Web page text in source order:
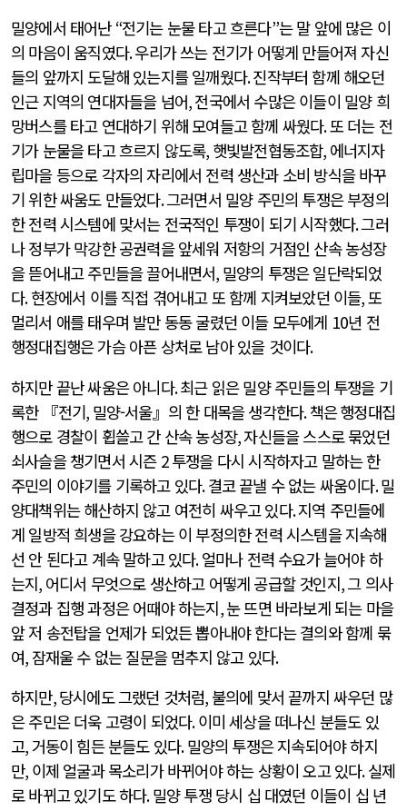
밀양에서 태어난 “전기는 눈물 타고 흐른다”는 말 앞에 많은 이
의 마음이 움직였다.우리가 쓰는 전기가 어떻게 만들어져 자신
들의 앞까지 도달해 있는지를 일깨웠다.진작부터 함께 해오던
인근 지역의 연대자들을 넘어,전국에서 수많은 이들이 밀양 희
망버스를 타고 연대하기 위해 모여들고 함께 싸웠다.또 더는 전
기가 눈물을 타고 흐르지 않도록, 햇빛발전협동조합, 에너지자
립마을 등으로 각자의 자리에서 전력 생산과 소비 방식을 바꾸
기 위한 싸움도 만들었다.그러면서 밀양 주민의 투쟁은 부정의
한 전력 시스템에 맞서는 전국적인 투쟁이 되기 시작했다.그러
나 정부가 막강한 공권력을 앞세워 저항의 거점인 산속 농성장
을 뜯어내고 주민들을 끌어내면서, 밀양의 투쟁은 일단락되었
다.현장에서 이를 직접 겪어내고 또 함께 지켜보았던 이들,또
멀리서 애를 태우며 발만 동동 굴렸던 이들 모두에게 10년 전
행정대집행은 가슴 아픈 상처로 남아 있을 것이다.
하지만 끝난 싸움은 아니다.최근 읽은 밀양 주민들의 투쟁을 기
록한 『전기, 밀양-서울』의 한 대목을 생각한다. 책은행정대집
행으로 경찰이 휩쓸고 간 산속 농성장,자신들을 스스로 묶었던
쇠사슬을 챙기면서 시즌 2투쟁을 다시 시작하자고 말하는 한
주민의 이야기를 기록하고 있다.결코 끝낼 수 없는 싸움이다.밀
양대책위는 해산하지 않고 여전히 싸우고 있다.지역 주민들에
게 일방적 희생을 강요하는 이 부정의한 전력 시스템을 지속해
선 안 된다고 계속 말하고 있다.얼마나 전력 수요가 늘어야 하
는지, 어디서 무엇으로 생산하고 어떻게 공급할 것인지,그 의사
결정과 집행 과정은 어때야 하는지,눈 뜨면 바라보게 되는 마을
앞 저 송전탑을 언제가 되었든 뽑아내야 한다는 결의와 함께 묶
여, 잠재울 수 없는 질문을 멈추지 않고 있다.
하지만,당시에도 그랬던 것처럼, 불의에 맞서 끝까지 싸우던 많
은 주민은 더욱 고령이 되었다.이미 세상을 떠나신 분들도 있
고,거동이 힘든 분들도 있다.밀양의 투쟁은 지속되어야 하지
만, 이제 얼굴과 목소리가 바뀌어야 하는 상황이 오고 있다.실제
로 바뀌고 있기도 하다.밀양 투쟁 당시 십 대였던 이들이 십 년